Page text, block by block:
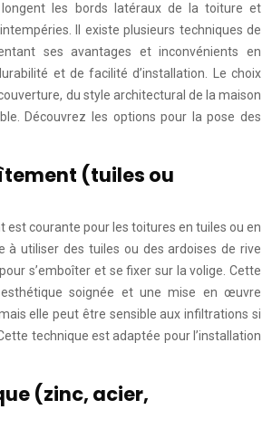
longent les bords latéraux de la toiture et
Il existe plusieurs techniques de
ses avantages et inconvénients en
et de facilité d’installation. Le choix
du style architectural de la maison
Découvrez les options pour la pose des
(tuiles ou
est courante pour les toitures en tuiles ou en
à utiliser des tuiles ou des ardoises de rive
s’emboîter et se fixer sur la volige. Cette
soignée et une mise en œuvre
elle peut être sensible aux infiltrations si
technique est adaptée pour l’installation
(zinc, acier,